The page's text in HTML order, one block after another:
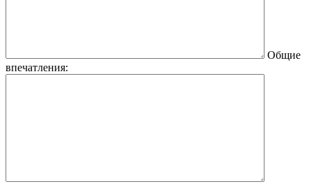
Общие
впечатления: